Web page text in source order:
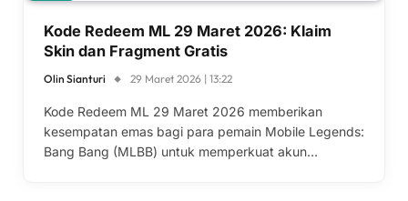
Kode Redeem ML 29 Maret 2026: Klaim
Skin dan Fragment Gratis
Olin Sianturi 29 Maret 2026 | 13:22
Kode Redeem ML 29 Maret 2026 memberikan
kesempatan emas bagi para pemain Mobile Legends:
Bang Bang (MLBB) untuk memperkuat akun…